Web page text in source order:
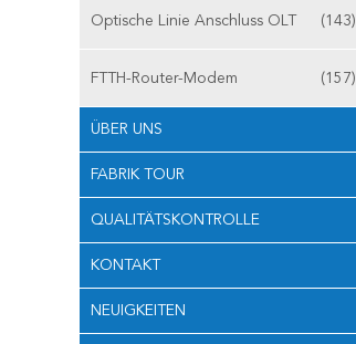
Optische Linie Anschluss OLT (143)
FTTH-Router-Modem (157)
ÜBER UNS
FABRIK TOUR
QUALITÄTSKONTROLLE
KONTAKT
NEUIGKEITEN